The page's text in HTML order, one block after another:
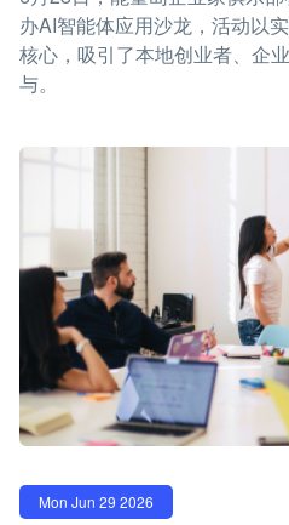
办AI智能体应用沙龙，活动以
核心，吸引了本地创业者、企
与。
Mon Jun 29 2026